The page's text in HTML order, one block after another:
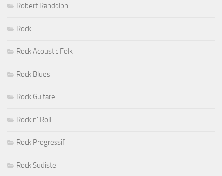
Robert Randolph
Rock
Rock Acoustic Folk
Rock Blues
Rock Guitare
Rock n' Roll
Rock Progressif
Rock Sudiste